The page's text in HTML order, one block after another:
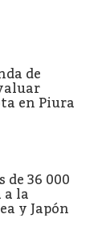
de
en Piura
de 36 000
a la
y Japón